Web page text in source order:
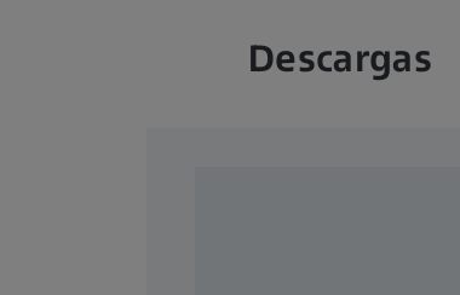
Descargas